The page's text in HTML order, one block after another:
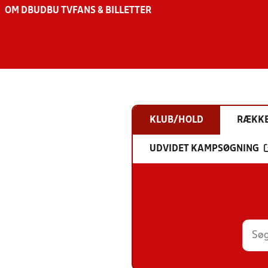
OM DBU DBU TV FANS & BILLETTER
KLUB/HOLD
UDVIDET KAMPSØGNING